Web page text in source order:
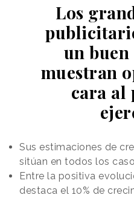
Los
un buen
muestran
cara al
Sus estimaciones de
sitúan en todos los
Entre la positiva
destaca el 10% de